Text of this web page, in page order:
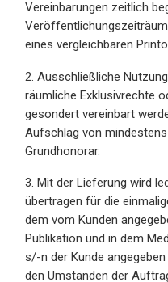
Vereinbarungen zeitlich
eines vergleichbaren
2. Ausschließliche
räumliche Exklusivrechte
gesondert vereinbart
Aufschlag von
Grundhonorar.
3. Mit der Lieferung wird
übertragen für die
dem vom Kunden
Publikation und in dem
s/-n der Kunde
den Umständen der